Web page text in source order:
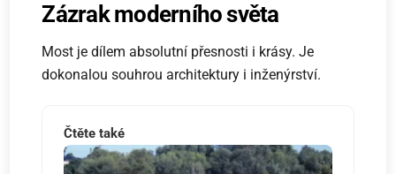
Zázrak moderního světa
Most je dílem absolutní přesnosti i krásy. Je
dokonalou souhrou architektury i inženýrství.
Čtěte také